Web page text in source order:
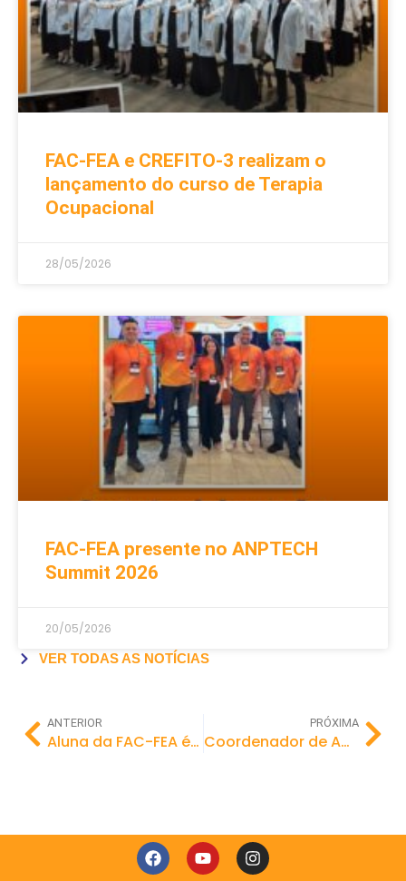
FAC-FEA e CREFITO-3 realizam o
lançamento do curso de Terapia
Ocupacional
28/05/2026
FAC-FEA presente no ANPTECH
Summit 2026
20/05/2026
VER TODAS AS NOTÍCIAS
ANTERIOR
Aluna da FAC-FEA é aprovada em primeiro lugar em processo seletivo da prefeitura
PRÓXIMA
Coordenador de Administração da FAC-FEA fala sobre crescimento de setor de mini-mercados